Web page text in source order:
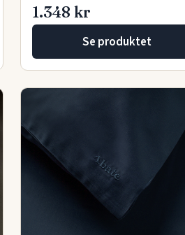
1.348 kr
Se produktet